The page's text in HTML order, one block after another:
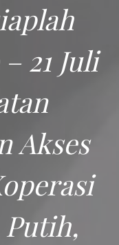
21 Juli
Akses
Putih,